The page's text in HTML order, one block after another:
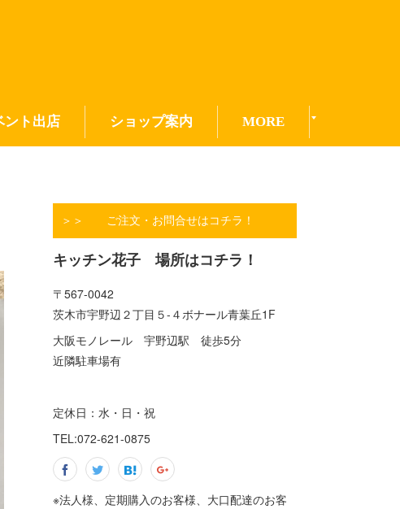
ント出店 ショップ案内 MORE
＞＞ ご注文・お問合せはコチラ！
キッチン花子 場所はコチラ！
〒567-0042
茨木市宇野辺２丁目５-４ボナール青葉丘1F
大阪モノレール 宇野辺駅 徒歩5分
近隣駐車場有
定休日：水・日・祝
TEL:072-621-0875
※法人様、定期購入のお客様、大口配達のお客